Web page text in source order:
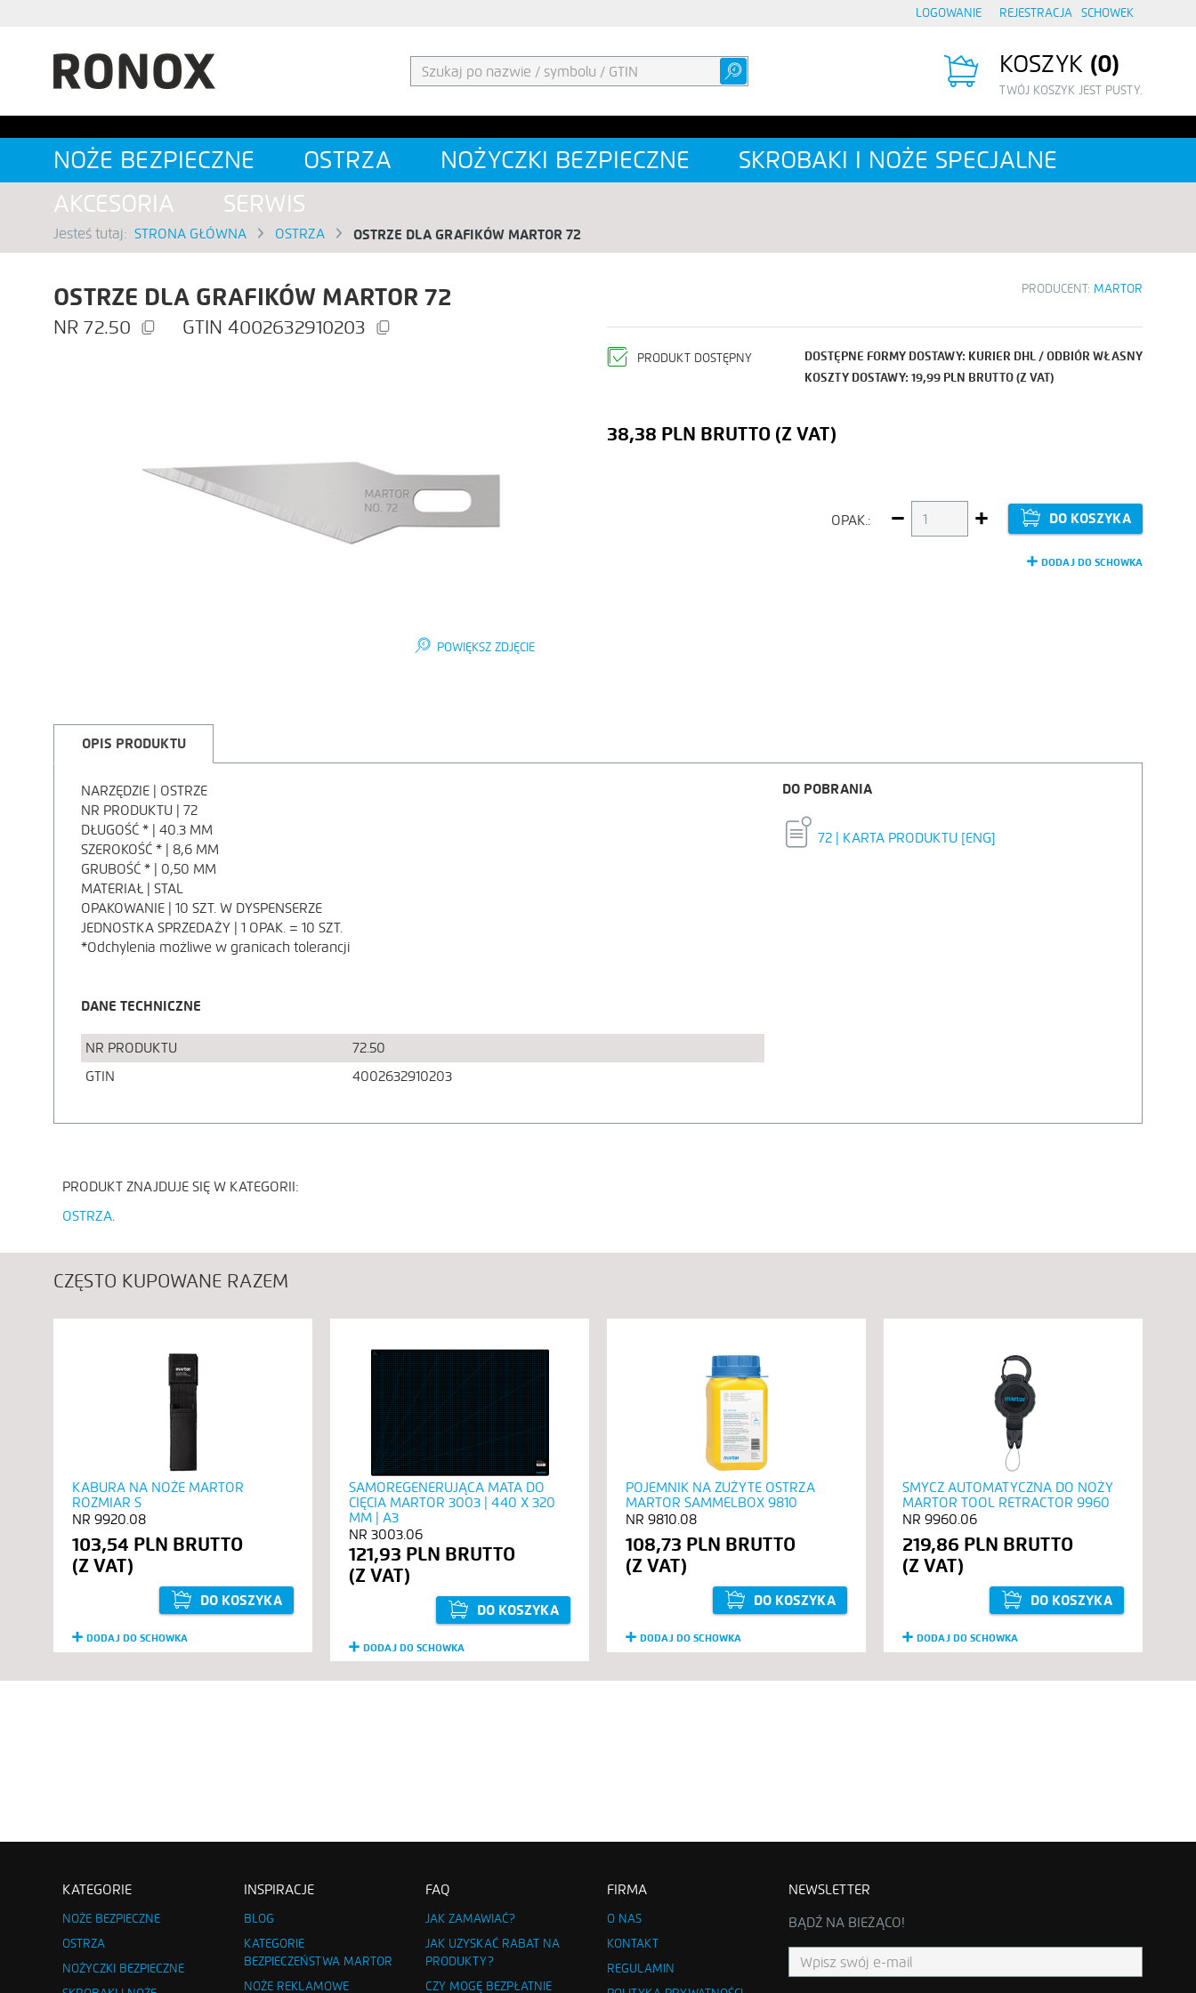
LOGOWANIE REJESTRACJA
KOSZYK 0
TWÓJ KOSZYK JEST PUSTY.
SCHOWEK
NOŻE BEZPIECZNE OSTRZA NOŻYCZKI BEZPIECZNE
SKROBAKI I NOŻE SPECJALNE
AKCESORIA
SERWIS
Jesteś tutaj: STRONA GŁÓWNA OSTRZA OSTRZE DLA GRAFIKÓW MARTOR 72
OSTRZE DLA GRAFIKÓW MARTOR 72
72.50 4002632910203
PRODUCENT: MARTOR
POWIĘKSZ ZDJĘCIE
PRODUKT DOSTĘPNY
DOSTĘPNE FORMY DOSTAWY: KURIER DHL / ODBIÓR WŁASNY
KOSZTY DOSTAWY: 19,99 PLN BRUTTO (Z VAT)
38,38 PLN
OPAK.:
DO KOSZYKA
DODAJ DO SCHOWKA
OPIS PRODUKTU
OPIS
PRODUKTU
NARZĘDZIE | OSTRZE
NR PRODUKTU | 72
DŁUGOŚĆ * | 40.3 MM
SZEROKOŚĆ * | 8,6 MM
GRUBOŚĆ * | 0,50 MM
MATERIAŁ | STAL
OPAKOWANIE | 10 SZT. W DYSPENSERZE
JEDNOSTKA SPRZEDAŻY | 1 OPAK. = 10 SZT.
*Odchylenia możliwe w granicach tolerancji
DANE TECHNICZNE
NR PRODUKTU
72.50
GTIN
4002632910203
DO POBRANIA
72 | KARTA PRODUKTU [ENG]
PRODUKT ZNAJDUJE SIĘ W KATEGORII:
OSTRZA
CZĘSTO KUPOWANE RAZEM
KABURA NA NOŻE MARTOR
ROZMIAR S
9920.08
103,54 PLN
DO KOSZYKA
DODAJ DO SCHOWKA
SAMOREGENERUJĄCA MATA DO
CIĘCIA MARTOR 3003 | 440 X 320
MM | A3
3003.06
121,93 PLN
DO KOSZYKA
DODAJ DO SCHOWKA
POJEMNIK NA ZUŻYTE OSTRZA
MARTOR SAMMELBOX 9810
9810.08
108,73 PLN
DO KOSZYKA
DODAJ DO SCHOWKA
SMYCZ AUTOMATYCZNA DO NOŻY
MARTOR TOOL RETRACTOR 9960
9960.06
219,86 PLN
DO KOSZYKA
DODAJ DO SCHOWKA
KATEGORIE
NOŻE BEZPIECZNE
OSTRZA
NOŻYCZKI BEZPIECZNE
INSPIRACJE
BLOG
KATEGORIE
BEZPIECZEŃSTWA MARTOR
NOŻE REKLAMOWE
FAQ
JAK ZAMAWIAĆ?
JAK UZYSKAĆ RABAT NA
PRODUKTY?
CZY MOGĘ BEZPŁATNIE
FIRMA
O NAS
KONTAKT
REGULAMIN
NEWSLETTER
BĄDŹ NA BIEŻĄCO!